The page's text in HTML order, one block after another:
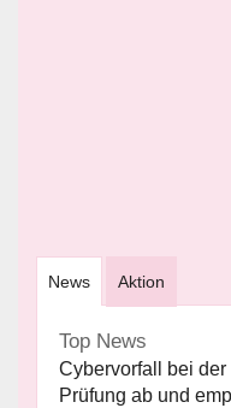
News Aktion
Top News
Cybervorfall bei
Prüfung ab und